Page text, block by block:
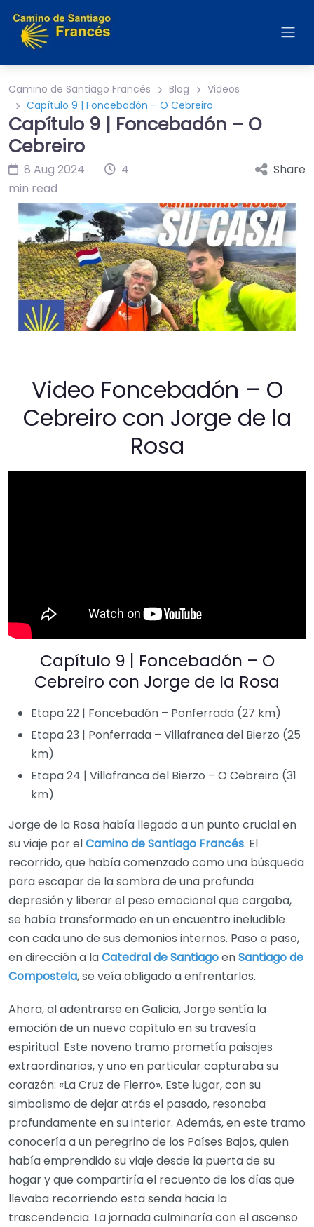
Camino de Santiago Francés Blog
Videos
Capítulo 9 | Foncebadón – O Cebreiro
Capítulo 9 | Foncebadón – O
Cebreiro
8 Aug 2024
4
min read
Share
Video Foncebadón – O
Cebreiro con Jorge de la
Rosa
Capítulo 9 | Foncebadón – O
Cebreiro con Jorge de la Rosa
Etapa 22 | Foncebadón – Ponferrada (27 km)
Etapa 23 | Ponferrada – Villafranca del Bierzo (25
km)
Etapa 24 | Villafranca del Bierzo – O Cebreiro (31
km)
Jorge de la Rosa había llegado a un punto crucial en
su viaje por elCamino de Santiago Francés. El
recorrido, que había comenzado como una búsqueda
para escapar de la sombra de una profunda
depresión y liberar el peso emocional que cargaba,
se había transformado en un encuentro ineludible
con cada uno de sus demonios internos. Paso a paso,
en dirección a laCatedral de SantiagoenSantiago de
Compostela, se veía obligado a enfrentarlos.
Ahora, al adentrarse en Galicia, Jorge sentía la
emoción de un nuevo capítulo en su travesía
espiritual. Este noveno tramo prometía paisajes
extraordinarios, y uno en particular capturaba su
corazón: «La Cruz de Fierro». Este lugar, con su
simbolismo de dejar atrás el pasado, resonaba
profundamente en su interior. Además, en este tramo
conocería a un peregrino de los Países Bajos, quien
había emprendido su viaje desde la puerta de su
hogar y que compartiría el recuento de los días que
llevaba recorriendo esta senda hacia la
trascendencia. La jornada culminaría con el ascenso